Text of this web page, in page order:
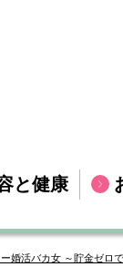
と健康
婚活バカ女 ～貯金ゼロ